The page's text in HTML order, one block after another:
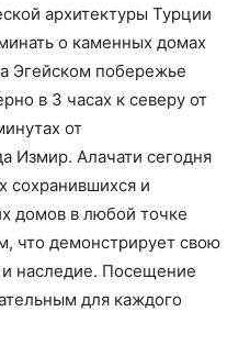
архитектуры Турции
о каменных домах
Эгейском побережье
в 3 часах к северу от
от
Измир. Алачати сегодня
сохранившихся и
домов в любой точке
что демонстрирует свою
наследие. Посещение
для каждого